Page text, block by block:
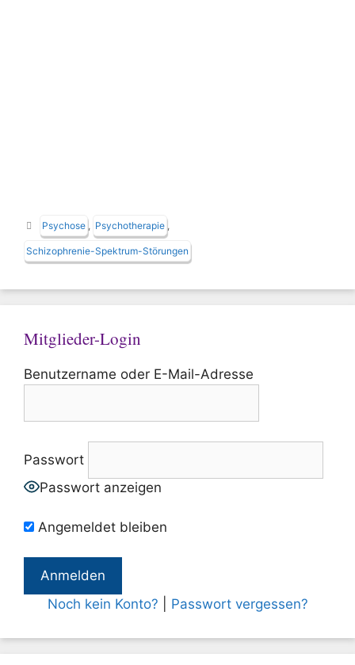
Schlagwörter
Psychose Psychotherapie
Schizophrenie-Spektrum-Störungen
Mitglieder-Login
Benutzername oder E-Mail-Adresse
Passwort
Passwort anzeigen
Angemeldet bleiben
Noch kein Konto? Passwort vergessen?